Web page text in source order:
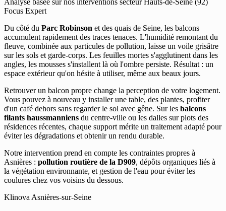
Analyse basée sur nos interventions secteur Hauts-de-Seine (92)
Focus Expert
Du côté du Parc Robinson et des quais de Seine, les balcons
accumulent rapidement des traces tenaces. L'humidité remontant du
fleuve, combinée aux particules de pollution, laisse un voile grisâtre
sur les sols et garde-corps. Les feuilles mortes s'agglutinent dans les
angles, les mousses s'installent là où l'ombre persiste. Résultat : un
espace extérieur qu'on hésite à utiliser, même aux beaux jours.
Retrouver un balcon propre change la perception de votre logement.
Vous pouvez à nouveau y installer une table, des plantes, profiter
d'un café dehors sans regarder le sol avec gêne. Sur les balcons
filants haussmanniens du centre-ville ou les dalles sur plots des
résidences récentes, chaque support mérite un traitement adapté pour
éviter les dégradations et obtenir un rendu durable.
Notre intervention prend en compte les contraintes propres à
Asnières : pollution routière de la D909, dépôts organiques liés à
la végétation environnante, et gestion de l'eau pour éviter les
coulures chez vos voisins du dessous.
Klinova Asnières-sur-Seine